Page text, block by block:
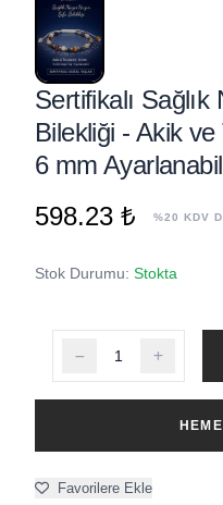
Sertifikalı
Bilekliği - Akik
6 mm
598.23 ₺
%20 KDV
Stok Durumu: Stokta
Favorilere Ekle